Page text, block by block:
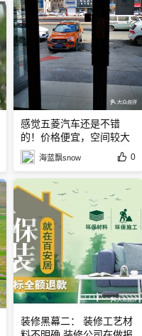
感觉五菱汽车还是不错
的！价格便宜，空间较大
海蓝飘snow 0
装修黑幕二： 装修工艺材